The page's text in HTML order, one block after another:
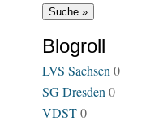
Blogroll
LVS Sachsen 0
SG Dresden 0
VDST0